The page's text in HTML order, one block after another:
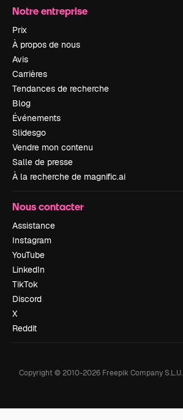
Notre entreprise
Prix
À propos de nous
Avis
Carrières
Tendances de recherche
Blog
Événements
Slidesgo
Vendre mon contenu
Salle de presse
À la recherche de magnific.ai
Nous contacter
Assistance
Instagram
YouTube
LinkedIn
TikTok
Discord
X
Reddit
Copyright © 2010-2026 Freepik Company S.L.U.